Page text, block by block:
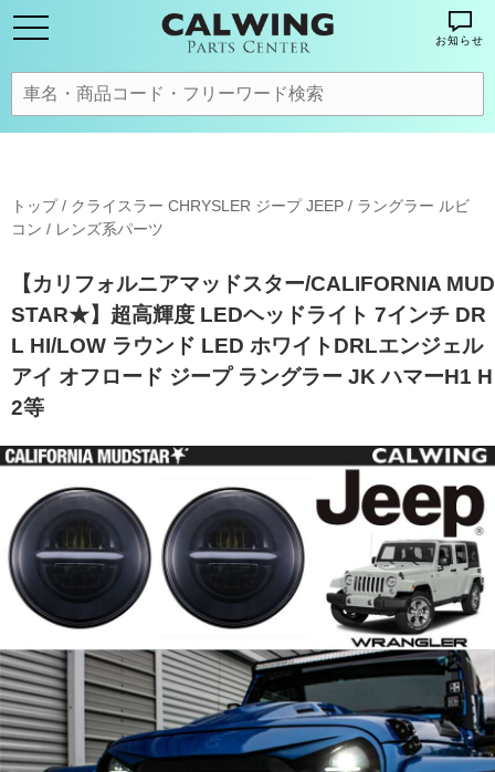
お知らせ
トップ/ クライスラー CHRYSLER ジープ JEEP / ラングラー ルビ
コン / レンズ系パーツ
【カリフォルニアマッドスター/CALIFORNIA MUD
STAR★】超高輝度 LEDヘッドライト 7インチ DR
L HI/LOW ラウンド LED ホワイトDRLエンジェル
アイ オフロード ジープ ラングラー JK ハマーH1 H
2等